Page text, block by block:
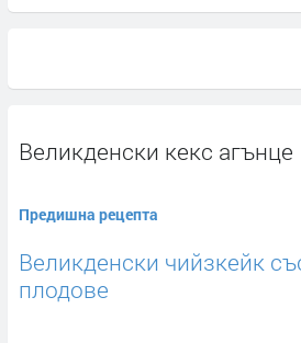
Великденски кекс агънце
Предишна рецепта
Великденски чийзкейк
плодове